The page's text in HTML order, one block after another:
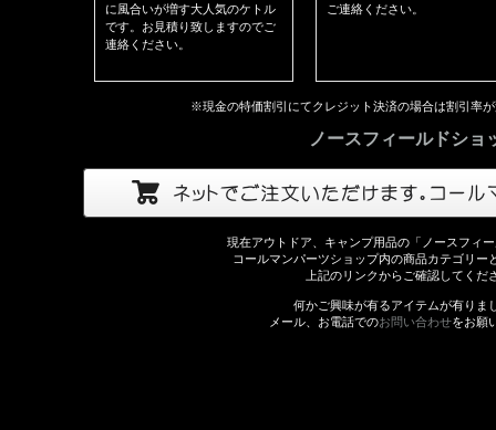
に風合いが増す大人気のケトル
です。お見積り致しますのでご
連絡ください。
ご連絡ください。
※現金の特価割引にてクレジット決済の場合は割引率
ノースフィールドショ
現在アウトドア、キャンプ用品の「ノースフィ
コールマンパーツショップ内の商品カテゴリー
上記のリンクからご確認してくだ
何かご興味が有るアイテムが有りま
メール、お電話でのお問い合わせをお願